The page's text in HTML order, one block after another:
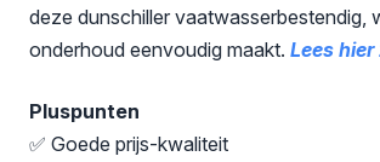
deze dunschiller vaatwasserbestendig,
onderhoud eenvoudig maakt. Lees
Pluspunten
✅ Goede prijs-kwaliteit